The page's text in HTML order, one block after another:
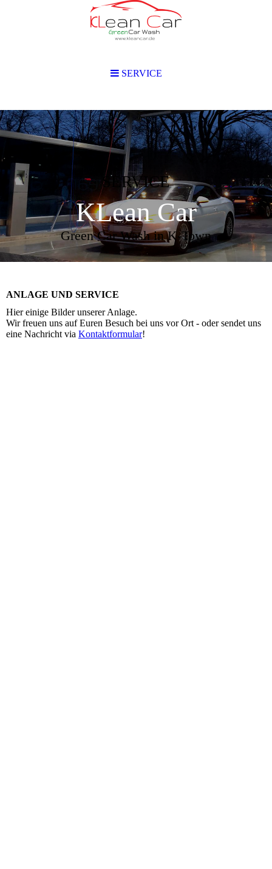
SERVICE
KLean Car
Green Car Wash in K-Town
ANLAGE UND SERVICE
Hier einige Bilder unserer Anlage.
Wir freuen uns auf Euren Besuch bei uns vor Ort - oder sendet uns
eine Nachricht via Kontaktformular!
SERVICE